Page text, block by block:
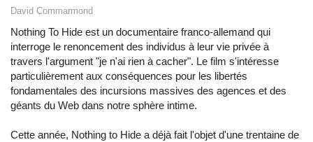
David Commarmond
Nothing To Hide est un documentaire franco-allemand qui
interroge le renoncement des individus à leur vie privée à
travers l'argument "je n'ai rien à cacher". Le film s'intéresse
particulièrement aux conséquences pour les libertés
fondamentales des incursions massives des agences et des
géants du Web dans notre sphère intime.
Cette année, Nothing to Hide a déjà fait l'objet d'une trentaine de